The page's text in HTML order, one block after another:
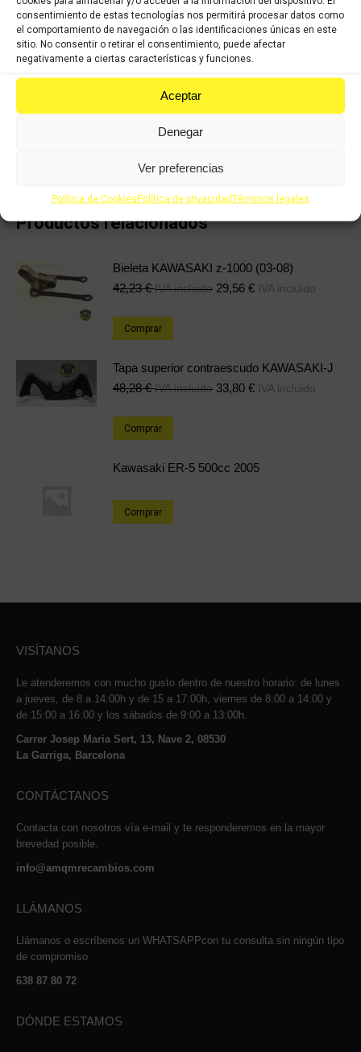
consentimiento de estas tecnologías nos permitirá procesar datos como
el comportamiento de navegación o las identificaciones únicas en este
sitio. No consentir o retirar el consentimiento, puede afectar
negativamente a ciertas características y funciones.
Aceptar
Denegar
Ver preferencias
Política de CookiesPolítica de privacidadTérminos legales
Categorías:KAWASAKI ER6F (2006-2009),KAWASAKI ER6N (2006-
2009),Recambios ocasión Kawasaki
Share
on
Productos relacionados
Bieleta KAWASAKI z-1000 (03-08)
42,23€ IVA incluido 29,56 € IVA incluido
Comprar
Tapa superior contraescudo KAWASAKI-J
48,28€ IVA incluido 33,80 € IVA incluido
Comprar
Kawasaki ER-5 500cc 2005
Comprar
VISÍTANOS
Le atenderemos con mucho gusto dentro de nuestro horario: de lunes
a jueves, de 8 a 14:00h y de 15 a 17:00h, viernes de 8:00 a 14:00 y
de 15:00 a 16:00 y los sábados de 9:00 a 13:00h.
Carrer Josep Maria Sert, 13, Nave 2, 08530
La Garriga, Barcelona
CONTÁCTANOS
Contacta con nosotros vía e-mail y te responderemos en la mayor
brevedad posible.
info@amqmrecambios.com
LLÁMANOS
Llámanos o escríbenos un WHATSAPPcon tu consulta sin ningún tipo
de compromiso
638 87 80 72
DÓNDE ESTAMOS